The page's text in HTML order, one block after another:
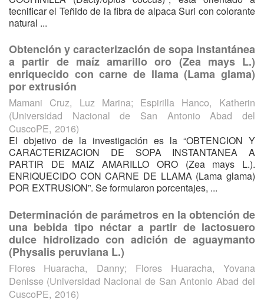
tecnificar el Teñido de la fibra de alpaca Suri con colorante
natural ...
Obtención y caracterización de sopa instantánea
a partir de maíz amarillo oro (Zea mays L.)
enriquecido con carne de llama (Lama glama)
por extrusión
Mamani Cruz, Luz Marina; Espirilla Hanco, Katherin
(Universidad Nacional de San Antonio Abad del
CuscoPE, 2016)
El objetivo de la investigación es la “OBTENCION Y
CARACTERIZACION DE SOPA INSTANTANEA A
PARTIR DE MAIZ AMARILLO ORO (Zea mays L.).
ENRIQUECIDO CON CARNE DE LLAMA (Lama glama)
POR EXTRUSION”. Se formularon porcentajes, ...
Determinación de parámetros en la obtención de
una bebida tipo néctar a partir de lactosuero
dulce hidrolizado con adición de aguaymanto
(Physalis peruviana L.)
Flores Huaracha, Danny; Flores Huaracha, Yovana
Denisse (Universidad Nacional de San Antonio Abad del
CuscoPE, 2016)